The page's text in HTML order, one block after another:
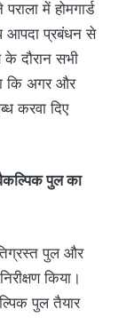
में होमगार्ड
आपदा प्रबंधन से
के दौरान सभी
कि अगर और
करवा दिए
पुल का
पुल और
किया।
पुल तैयार